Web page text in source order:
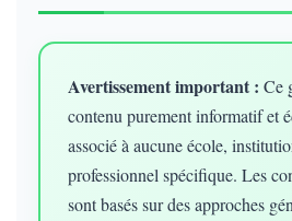
Avertissement important : Ce
contenu purement informatif et
associé à aucune école,
professionnel spécifique. Les
sont basés sur des approches